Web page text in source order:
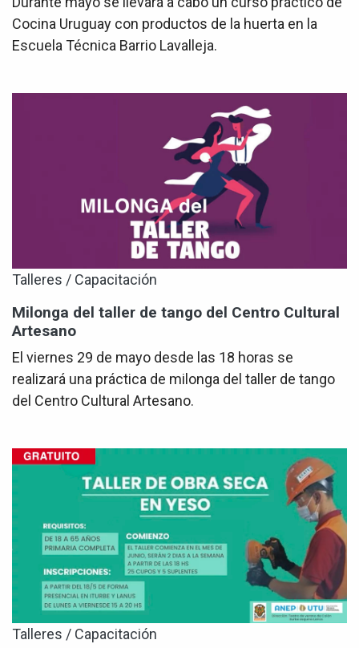
Cocina Uruguay con productos de la huerta en la
Escuela Técnica Barrio Lavalleja.
Talleres / Capacitación
Milonga del taller de tango del Centro Cultural
Artesano
El viernes 29 de mayo desde las 18 horas se
realizará una práctica de milonga del taller de tango
del Centro Cultural Artesano.
Talleres / Capacitación